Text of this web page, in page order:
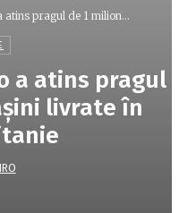
pragul de 1 milion...
a atins pragul
livrate în